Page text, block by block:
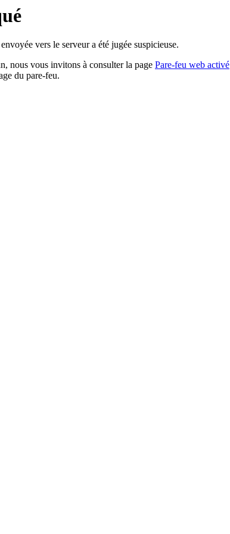
vers le serveur a été jugée suspicieuse.
nous vous invitons à consulter la page Pare-feu web activé
du pare-feu.